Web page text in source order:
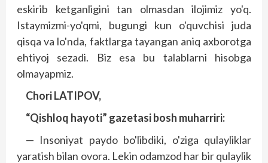
eskirib ketganligini tan olmasdan ilojimiz yo'q.
Istaymizmi-yo'qmi, bugungi kun o'quvchisi juda
qisqa va lo'nda, faktlarga tayangan aniq axborotga
ehtiyoj sezadi. Biz esa bu talablarni hisobga
olmayapmiz.
Chori LATIPOV,
“Qishloq hayoti” gazetasi bosh muharriri:
— Insoniyat paydo bo'libdiki, o'ziga qulayliklar
yaratish bilan ovora. Lekin odamzod har bir qulaylik